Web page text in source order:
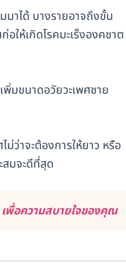
มาได้ บางรายอาจถึงขั้น
ให้เกิดโรคมะเร็งองคชาต
มขนาดอวัยวะเพศชาย
ว่าจะต้องการให้ยาว หรือ
มจะดีที่สุด
พื่อความสบายใจของคุณ